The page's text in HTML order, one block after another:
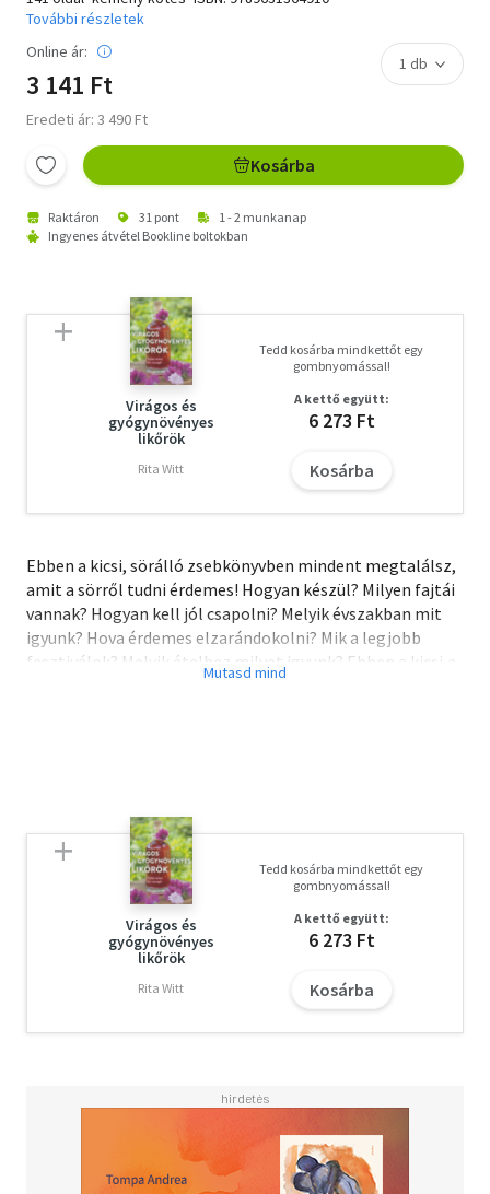
További részletek
Online ár:
3 141 Ft
Eredeti ár: 3 490 Ft
Kosárba
Raktáron 31 pont
1 - 2 munkanap
Ingyenes átvétel Bookline boltokban
Virágos és
gyógynövényes
likőrök
Rita Witt
Tedd kosárba mindkettőt egy
gombnyomással!
A kettő együtt:
6 273 Ft
Kosárba
Ebben a kicsi, sörálló zsebkönyvben mindent megtalálsz,
amit a sörről tudni érdemes! Hogyan készül? Milyen fajtái
vannak? Hogyan kell jól csapolni? Melyik évszakban mit
igyunk? Hova érdemes elzarándokolni? Mik a legjobb
fesztiválok? Melyik ételhez milyet igyunk? Ebben a kicsi,a
sörről tudni érdemes!...és még sok fontos adat,
Virágos és
gyógynövényes
likőrök
Rita Witt
Tedd kosárba mindkettőt egy
gombnyomással!
A kettő együtt:
6 273 Ft
Kosárba